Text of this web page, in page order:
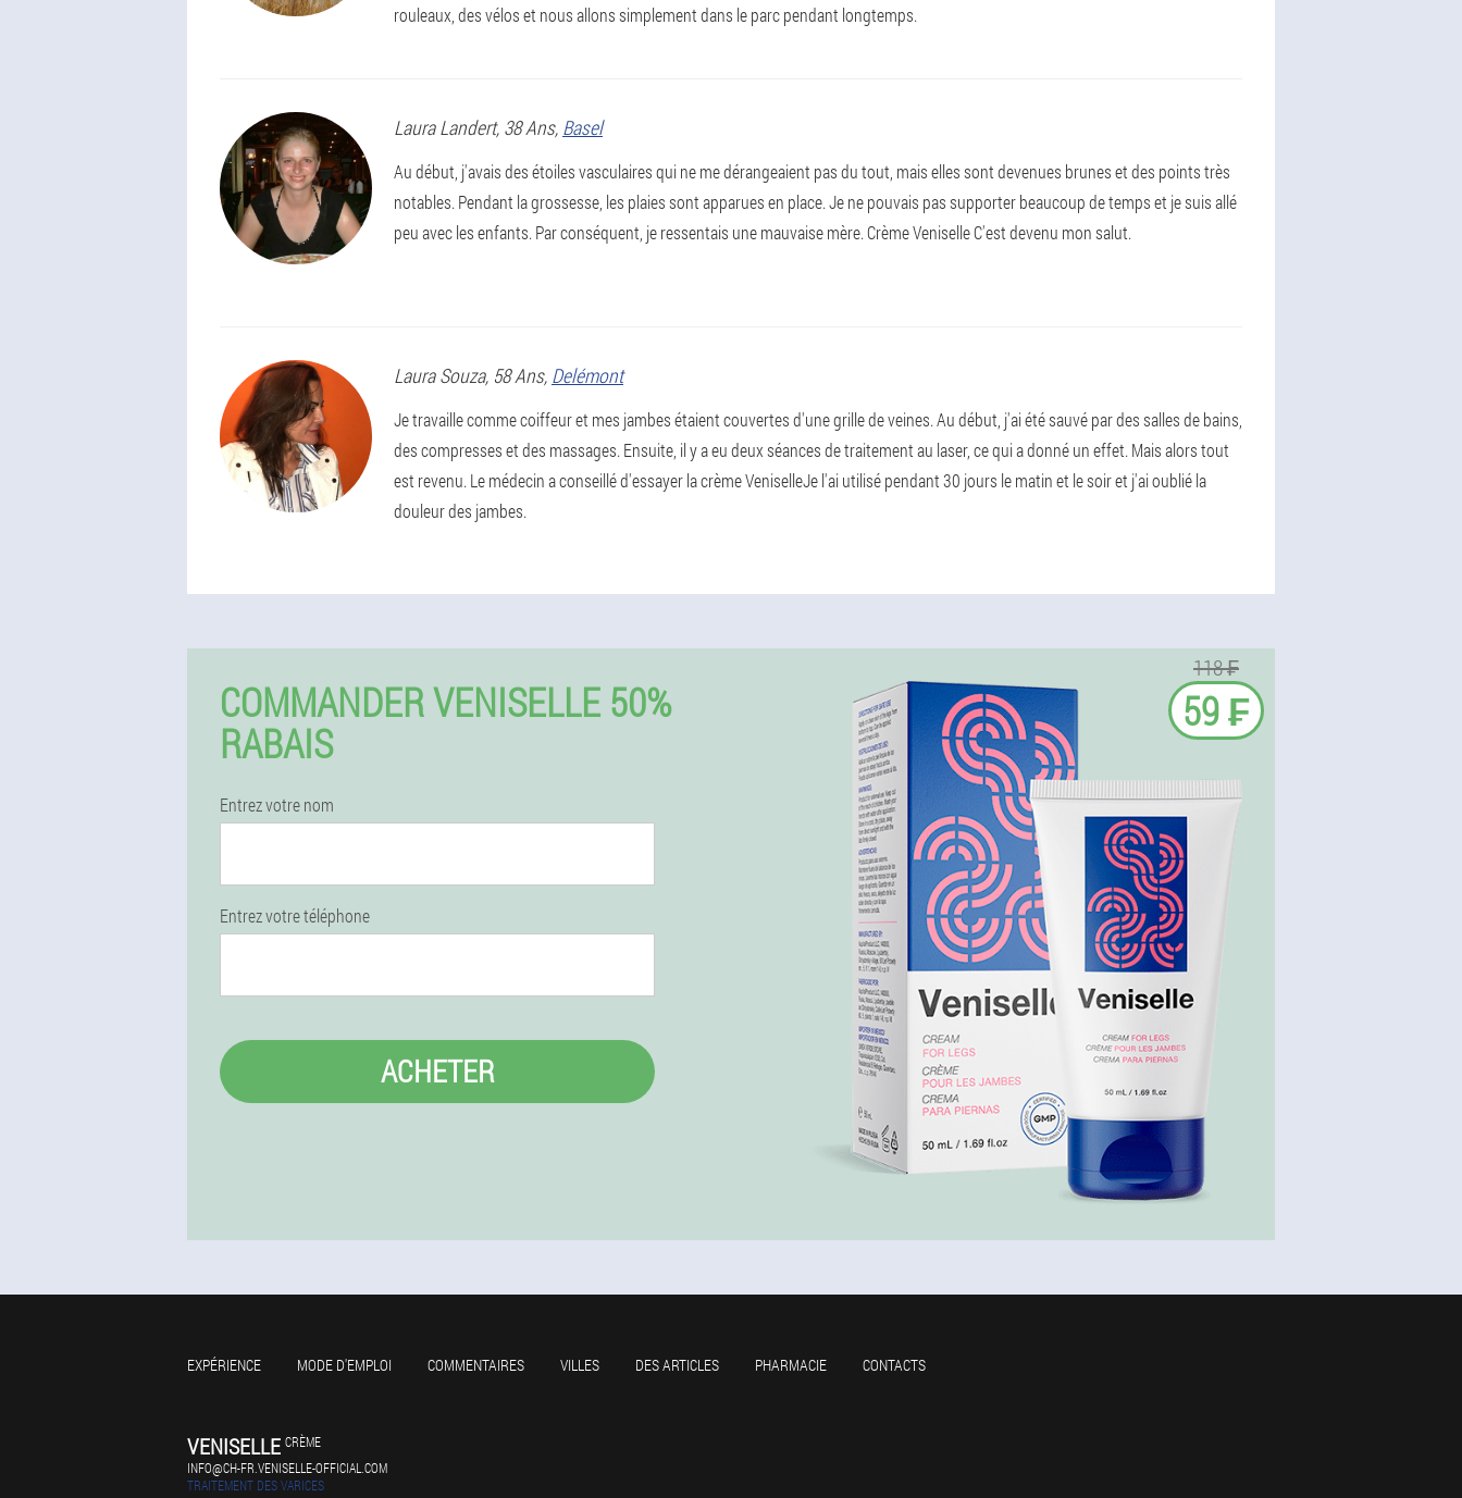
rouleaux, des vélos et nous allons simplement dans le parc pendant longtemps.
Laura Landert, 38 Ans, Basel
Au début, j'avais des étoiles vasculaires qui ne me dérangeaient pas du tout, mais elles sont devenues brunes et des points très
notables. Pendant la grossesse, les plaies sont apparues en place. Je ne pouvais pas supporter beaucoup de temps et je suis allé
peu avec les enfants. Par conséquent, je ressentais une mauvaise mère. Crème Veniselle C'est devenu mon salut.
Laura Souza, 58 Ans, Delémont
Je travaille comme coiffeur et mes jambes étaient couvertes d'une grille de veines. Au début, j'ai été sauvé par des salles de bains,
des compresses et des massages. Ensuite, il y a eu deux séances de traitement au laser, ce qui a donné un effet. Mais alors tout
est revenu. Le médecin a conseillé d'essayer la crème VeniselleJe l'ai utilisé pendant 30 jours le matin et le soir et j'ai oublié la
douleur des jambes.
COMMANDER VENISELLE 50%
RABAIS
Entrez votre nom
Entrez votre téléphone
ACHETER
118 ₣
59 ₣
EXPÉRIENCE MODE D'EMPLOI COMMENTAIRES VILLES DES ARTICLES PHARMACIE CONTACTS
VENISELLE CRÈME
INFO@CH-FR.VENISELLE-OFFICIAL.COM
TRAITEMENT DES VARICES